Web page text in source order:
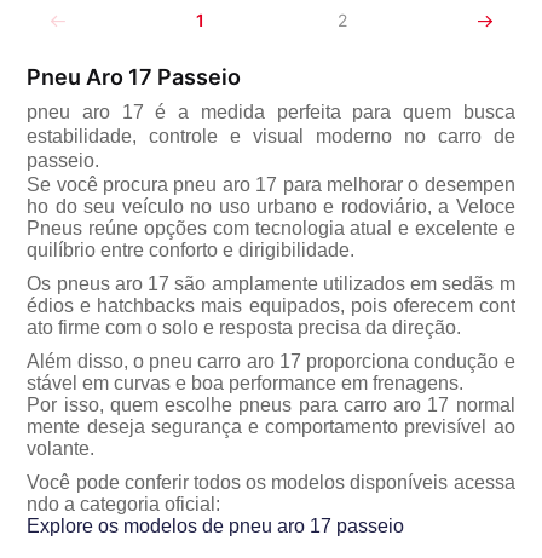
1 2
Pneu Aro 17 Passeio
pneu aro 17 é a medida perfeita para quem busca
estabilidade, controle e visual moderno no carro de
passeio.
Se você procura pneu aro 17 para melhorar o desempen
ho do seu veículo no uso urbano e rodoviário, a Veloce
Pneus reúne opções com tecnologia atual e excelente e
quilíbrio entre conforto e dirigibilidade.
Os pneus aro 17 são amplamente utilizados em sedãs m
édios e hatchbacks mais equipados, pois oferecem cont
ato firme com o solo e resposta precisa da direção.
Além disso, o pneu carro aro 17 proporciona condução e
stável em curvas e boa performance em frenagens.
Por isso, quem escolhe pneus para carro aro 17 normal
mente deseja segurança e comportamento previsível ao
volante.
Você pode conferir todos os modelos disponíveis acessa
ndo a categoria oficial:
Explore os modelos de pneu aro 17 passeio